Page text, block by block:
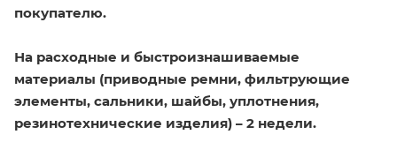
покупателю.
На расходные и быстроизнашиваемые
материалы (приводные ремни, фильтрующие
элементы, сальники, шайбы, уплотнения,
резинотехнические изделия) – 2 недели.